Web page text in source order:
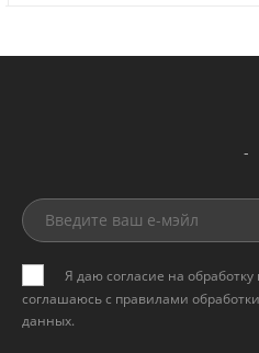
-
Я даю согласие на
соглашаюсь с правилами
данных.